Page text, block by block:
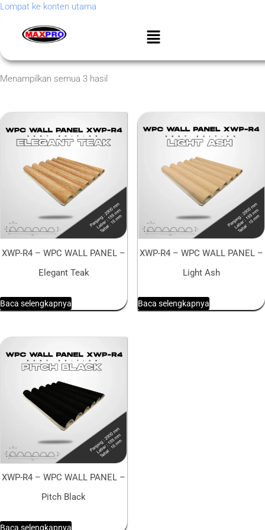
Lompat ke konten utama
Menampilkan semua 3 hasil
XWP-R4 – WPC WALL PANEL –
Elegant Teak
Baca selengkapnya
XWP-R4 – WPC WALL PANEL –
Light Ash
Baca selengkapnya
XWP-R4 – WPC WALL PANEL –
Pitch Black
Baca selengkapnya